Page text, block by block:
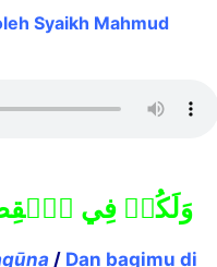
Syaikh Mahmud
وَلَكُمۡ فِي
ūna / Dan bagimu di